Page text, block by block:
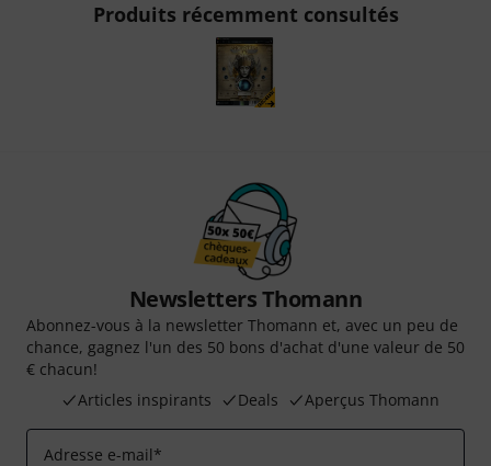
Produits récemment consultés
Newsletters Thomann
Abonnez-vous à la newsletter Thomann et, avec un peu de
chance, gagnez l'un des 50 bons d'achat d'une valeur de 50
€ chacun!
Articles inspirants
Deals Aperçus Thomann
Adresse e-mail*